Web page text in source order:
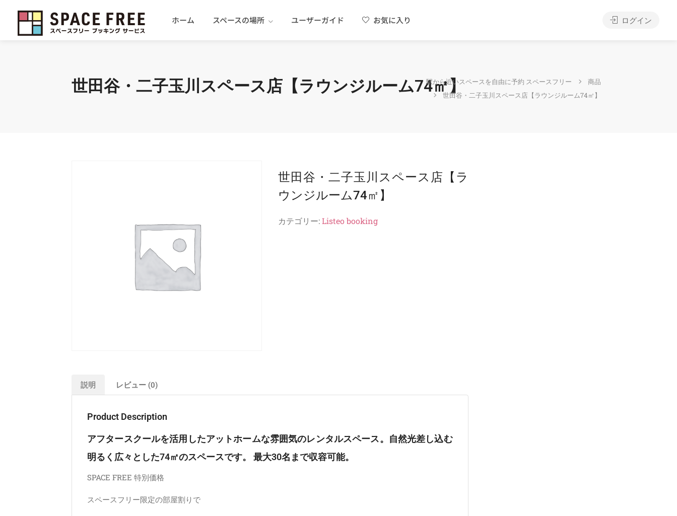
ホーム スペースの場所 ユーザーガイド お気に入り ログイン
世田谷・二子玉川スペース店【ラウンジルーム74㎡】駅から近いスペースを自由に予約 スペースフリー
商品
世田谷・二子玉川スペース店【ラウンジルーム74㎡】
世田谷・二子玉川スペース店【ラ
ウンジルーム74㎡】
カテゴリー:Listeo booking
説明 レビュー (0)
Product Description
アフタースクールを活用したアットホームな雰囲気のレンタルスペース。自然光差し込む
明るく広々とした74㎡のスペースです。 最大30名まで収容可能。
SPACE FREE 特別価格
スペースフリー限定の部屋割りで